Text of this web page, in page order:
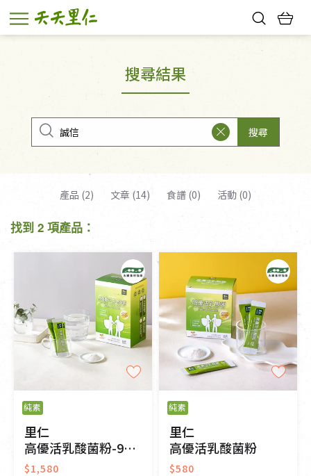
幸福節中獎名單
搜尋結果
搜尋
產品 (2) 文章 (14) 食譜 (0) 活動 (0)
找到 2 項產品：
純素
里仁
高優活乳酸菌粉-90入
$1,580
純素
里仁
高優活乳酸菌粉
$580